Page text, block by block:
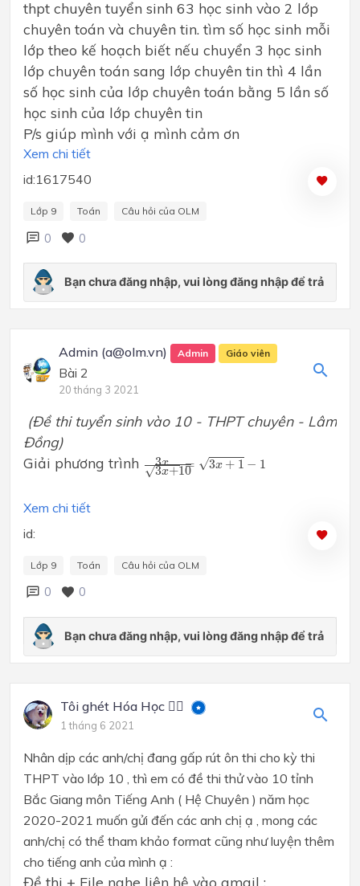
thpt chuyên tuyển sinh 63 học sinh vào 2 lớp
chuyên toán và chuyên tin. tìm số học sinh mỗi
lớp theo kế hoạch biết nếu chuyển 3 học sinh
lớp chuyên toán sang lớp chuyên tin thì 4 lần
số học sinh của lớp chuyên toán bằng 5 lần số
học sinh của lớp chuyên tin
P/s giúp mình với ạ mình cảm ơn
Xem chi tiết
id:1617540
Lớp 9 Toán Câu hỏi của OLM
0 0
Admin (a@olm.vn) Admin Giáo viên
Bài 2
20 tháng 3 2021
(Đề thi tuyển sinh vào 10 - THPT chuyên - Lâm
Đồng)
Giải phương trình
3x
√3x+10= √3x + 1 − 1
x3x 3x+1−
Xem chi tiết
id:
Lớp 9 Toán Câu hỏi của OLM
0 0
Tôi ghét Hóa Học 🙅‍♂️
1 tháng 6 2021
Nhân dịp các anh/chị đang gấp rút ôn thi cho kỳ thi
THPT vào lớp 10 , thì em có đề thi thử vào 10 tỉnh
Bắc Giang môn Tiếng Anh ( Hệ Chuyên ) năm học
2020-2021 muốn gửi đến các anh chị ạ , mong các
anh/chị có thể tham khảo format cũng như luyện thêm
cho tiếng anh của mình ạ :
Đề thi + File nghe liên hệ vào gmail :